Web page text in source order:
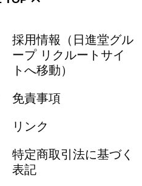
採用情報（日進堂グル
ープ リクルートサイ
トへ移動）
免責事項
リンク
特定商取引法に基づく
表記